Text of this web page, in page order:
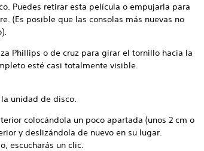
Puedes retirar esta película o empujarla para
(Es posible que las consolas más nuevas no
Phillips o de cruz para girar el tornillo hacia la
esté casi totalmente visible.
unidad de disco.
colocándola un poco apartada (unos 2 cm o
y deslizándola de nuevo en su lugar.
escucharás un clic.